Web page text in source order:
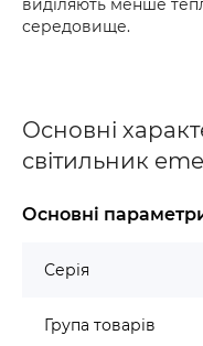
виділяють менше
середовище.
Основні
світильник
Основні
Серія
Група товарів